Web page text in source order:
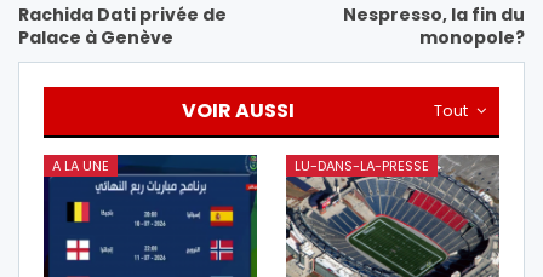
Rachida Dati privée de
Palace à Genève
Nespresso, la fin du
monopole?
Tout
VOIR AUSSI
A LA UNE LU-DANS-LA-PRESSE